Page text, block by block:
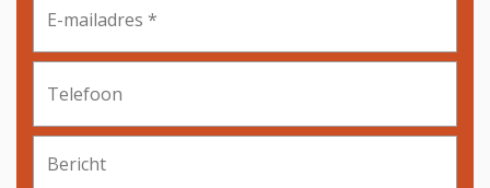
mailadres *